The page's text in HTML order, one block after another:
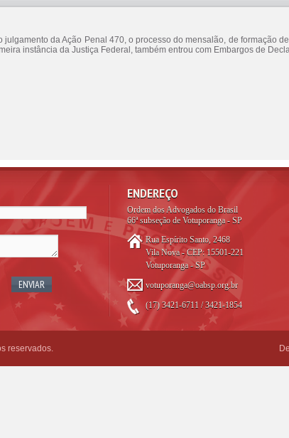
da Ação Penal 470, o processo do mensalão, de formação
instância da Justiça Federal, também entrou com Embargos de
ENDEREÇO
Ordem dos Advogados do Brasil
66ª subseção de Votuporanga - SP
Rua Espírito Santo, 2468
Vila Nova - CEP: 15501-221
Votuporanga - SP
votuporanga@oabsp.org.br
(17) 3421-6711 / 3421-1854
reservados.